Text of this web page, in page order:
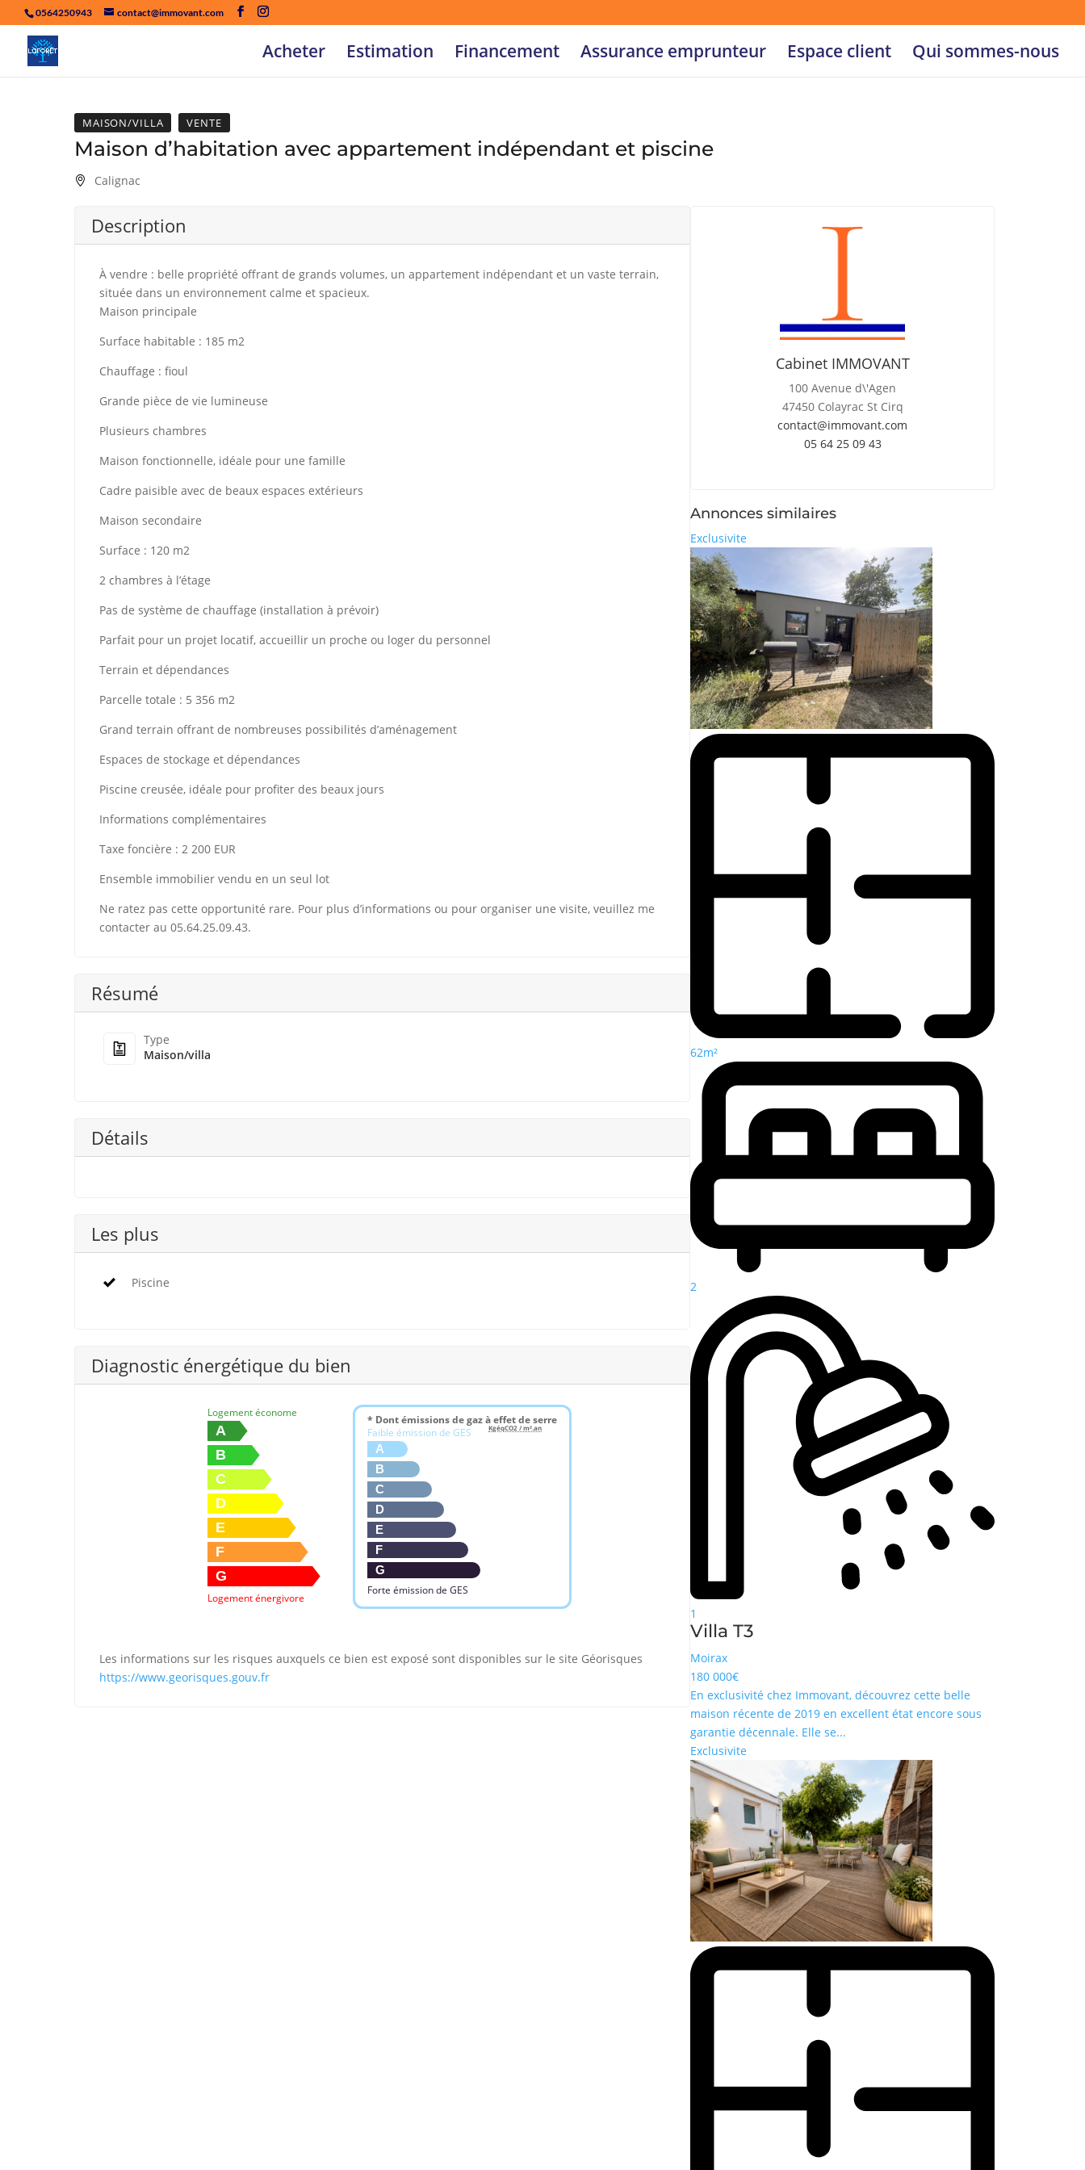
0564250943 contact@immovant.com
Acheter Estimation Financement Assurance emprunteur Espace client Qui sommes-nous
MAISON/VILLA VENTE
Maison d’habitation avec appartement indépendant et piscine
Calignac
Description
À vendre : belle propriété offrant de grands volumes, un appartement indépendant et un vaste terrain,
située dans un environnement calme et spacieux.
Maison principale
Surface habitable : 185 m2
Chauffage : fioul
Grande pièce de vie lumineuse
Plusieurs chambres
Maison fonctionnelle, idéale pour une famille
Cadre paisible avec de beaux espaces extérieurs
Maison secondaire
Surface : 120 m2
2 chambres à l’étage
Pas de système de chauffage (installation à prévoir)
Parfait pour un projet locatif, accueillir un proche ou loger du personnel
Terrain et dépendances
Parcelle totale : 5 356 m2
Grand terrain offrant de nombreuses possibilités d’aménagement
Espaces de stockage et dépendances
Piscine creusée, idéale pour profiter des beaux jours
Informations complémentaires
Taxe foncière : 2 200 EUR
Ensemble immobilier vendu en un seul lot
Ne ratez pas cette opportunité rare. Pour plus d’informations ou pour organiser une visite, veuillez me
contacter au 05.64.25.09.43.
Résumé
Type
Maison/villa
Détails
Les plus
Piscine
Diagnostic énergétique du bien
Logement économe
A
B
C
D
E
F
G
Logement énergivore
* Dont émissions de gaz à effet de serre
Faible émission de GES
A
B
C
D
E
F
G
Forte émission de GES
KgéqCO2 / m².an
Les informations sur les risques auxquels ce bien est exposé sont disponibles sur le site Géorisques
https://www.georisques.gouv.fr
Cabinet IMMOVANT
100 Avenue d\'Agen
47450 Colayrac St Cirq
contact@immovant.com
05 64 25 09 43
Annonces similaires
Exclusivite
62m²
2
1
Villa T3
Moirax
180 000€
En exclusivité chez Immovant, découvrez cette belle
maison récente de 2019 en excellent état encore sous
garantie décennale. Elle se...
Exclusivite